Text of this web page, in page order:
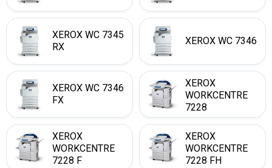
XEROX WC 7345
RX
XEROX WC 7346
XEROX WC 7346
FX
XEROX
WORKCENTRE
7228
XEROX
WORKCENTRE
7228 F
XEROX
WORKCENTRE
7228 FH